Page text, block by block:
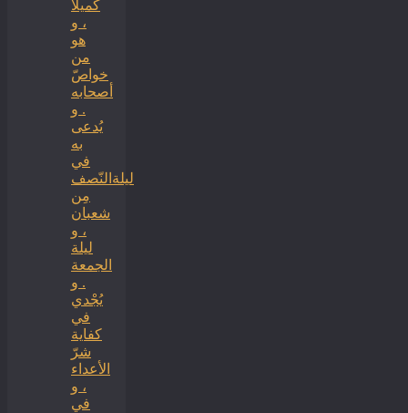
كميلاً
، و
هو
من
خواصّ
أصحابه
. و
يُدعى
به
في
ليلةالنّصف
مِن
شعبان
، و
ليلة
الجمعة
. و
يُجْدي
في
كفاية
شرّ
الأعداء
، و
في